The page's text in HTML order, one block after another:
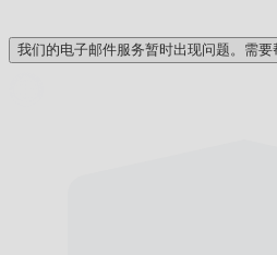
我们的电子邮件服务暂时出现问题。需要